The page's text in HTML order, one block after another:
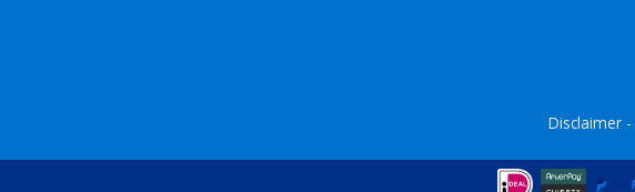
Disclaimer -